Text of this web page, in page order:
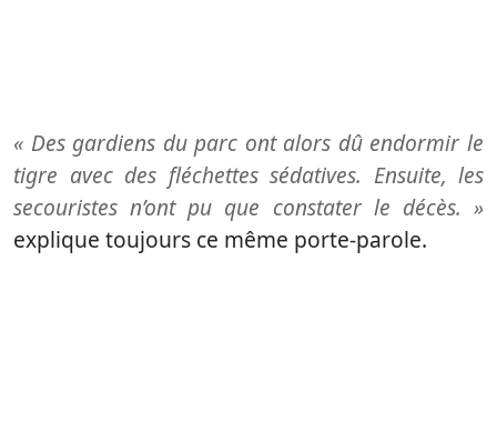
« Des gardiens du parc ont alors dû endormir le
tigre avec des fléchettes sédatives. Ensuite, les
secouristes n’ont pu que constater le décès. »
explique toujours ce même porte-parole.